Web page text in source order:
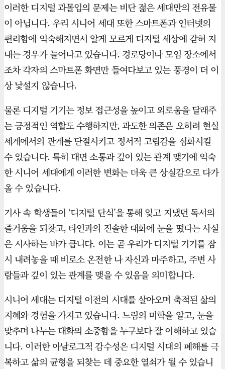
이러한 디지털 과몰입의 문제는 비단 젊은 세대만의 전유물
이 아닙니다. 우리 시니어 세대 또한 스마트폰과 인터넷의
편리함에 익숙해지면서 알게 모르게 디지털 세상에 갇혀 지
내는 경우가 늘어나고 있습니다. 경로당이나 모임 장소에서
조차 각자의 스마트폰 화면만 들여다보고 있는 풍경이 더 이
상 낯설지 않습니다.
물론 디지털 기기는 정보 접근성을 높이고 외로움을 달래주
는 긍정적인 역할도 수행하지만, 과도한 의존은 오히려 현실
세계에서의 관계를 단절시키고 정서적 고립감을 심화시킬
수 있습니다. 특히 대면 소통과 깊이 있는 관계 맺기에 익숙
한 시니어 세대에게 이러한 변화는 더욱 큰 상실감으로 다가
올 수 있습니다.
기사 속 학생들이 ‘디지털 단식’을 통해 잊고 지냈던 독서의
즐거움을 되찾고, 타인과의 진솔한 대화에 눈을 떴다는 사실
은 시사하는 바가 큽니다. 이는 곧 우리가 디지털 기기를 잠
시 내려놓을 때 비로소 온전한 나 자신과 마주하고, 주변 사
람들과 깊이 있는 관계를 맺을 수 있음을 의미합니다.
시니어 세대는 디지털 이전의 시대를 살아오며 축적된 삶의
지혜와 경험을 가지고 있습니다. 느림의 미학을 알고, 눈을
맞추며 나누는 대화의 소중함을 누구보다 잘 이해하고 있습
니다. 이러한 아날로그적 감수성은 디지털 시대의 폐해를 극
복하고 삶의 균형을 되찾는 데 중요한 열쇠가 될 수 있습니